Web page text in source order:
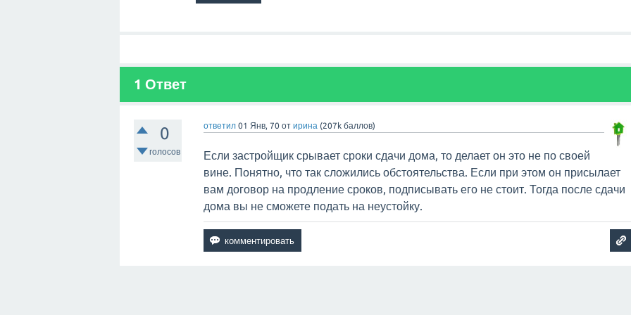
1 Ответ
0
голосов
ответил 01 Янв, 70 отирина (207k баллов)
Если застройщик срывает сроки сдачи дома, то делает он это не по своей
вине. Понятно, что так сложились обстоятельства. Если при этом он присылает
вам договор на продление сроков, подписывать его не стоит. Тогда после сдачи
дома вы не сможете подать на неустойку.